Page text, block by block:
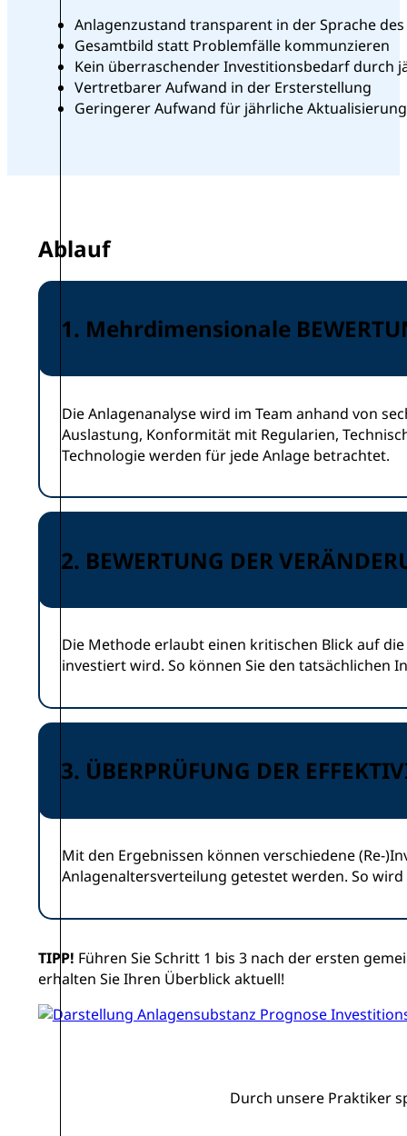
Anlagenzustand transparent in der Sprache
Gesamtbild statt Problemfälle kommunzieren
Kein überraschender Investitionsbedarf durch
Vertretbarer Aufwand in der Ersterstellung
Geringerer Aufwand für jährliche Aktualisierung
Ablauf
1. Mehrdimensionale
Die Anlagenanalyse wird im Team anhand von
Auslastung, Konformität mit Regularien,
Technologie werden für jede Anlage betrachtet.
2. BEWERTUNG DER
Die Methode erlaubt einen kritischen Blick auf
investiert wird. So können Sie den
3. ÜBERPRÜFUNG DER
Mit den Ergebnissen können verschiedene (Re-
Anlagenaltersverteilung getestet werden. So
TIPP! Führen Sie Schritt 1 bis 3 nach der ersten
erhalten Sie Ihren Überblick aktuell!
Durch unsere Praktiker